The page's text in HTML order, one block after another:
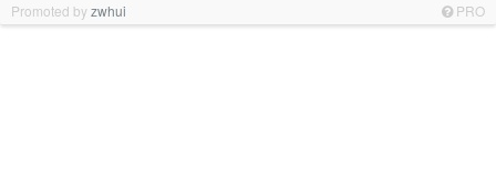
Promoted byzwhui PRO